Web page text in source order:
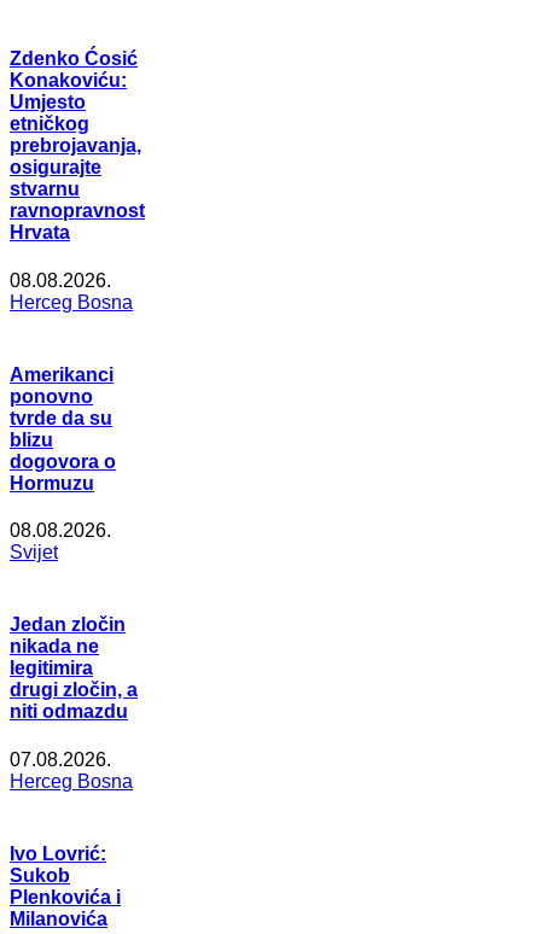
Zdenko Ćosić
Konakoviću:
Umjesto
etničkog
prebrojavanja,
osigurajte
stvarnu
ravnopravnost
Hrvata
08.08.2026.
Herceg Bosna
Amerikanci
ponovno
tvrde da su
blizu
dogovora o
Hormuzu
08.08.2026.
Svijet
Jedan zločin
nikada ne
legitimira
drugi zločin, a
niti odmazdu
07.08.2026.
Herceg Bosna
Ivo Lovrić:
Sukob
Plenkovića i
Milanovića